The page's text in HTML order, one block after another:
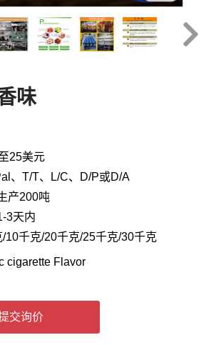
味
25美元
、T/T、L/C、D/P或D/A
产200吨
3天内
10千克/20千克/25千克/30千克
cigarette Flavor
交询价